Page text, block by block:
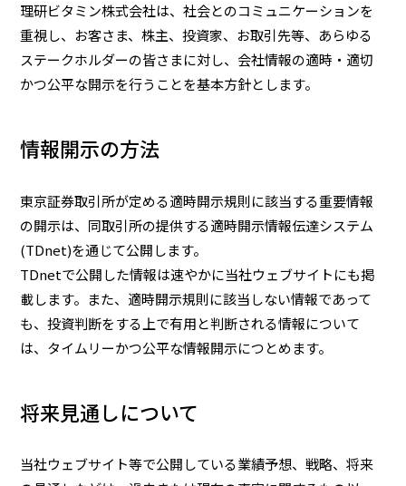
EN
お問い合わせ
理研ビタミン株式会社は、社会とのコミュニケーションを
重視し、お客さま、株主、投資家、お取引先等、あらゆる
ステークホルダーの皆さまに対し、会社情報の適時・適切
かつ公平な開示を行うことを基本方針とします。
情報開示の方法
東京証券取引所が定める適時開示規則に該当する重要情報
の開示は、同取引所の提供する適時開示情報伝達システム
(TDnet)を通じて公開します。
TDnetで公開した情報は速やかに当社ウェブサイトにも掲
載します。また、適時開示規則に該当しない情報であって
も、投資判断をする上で有用と判断される情報について
は、タイムリーかつ公平な情報開示につとめます。
将来見通しについて
当社ウェブサイト等で公開している業績予想、戦略、将来